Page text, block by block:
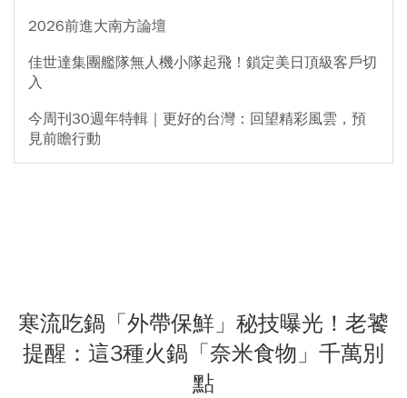
2026前進大南方論壇
佳世達集團艦隊無人機小隊起飛！鎖定美日頂級客戶切
入
今周刊30週年特輯｜更好的台灣：回望精彩風雲，預
見前瞻行動
寒流吃鍋「外帶保鮮」秘技曝光！老饕
提醒：這3種火鍋「奈米食物」千萬別
點